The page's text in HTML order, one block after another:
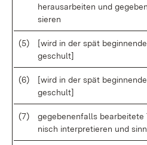
her­aus­ar­bei­ten und
sie­ren
(5)
[wird in der spät
ge­schult]
(6)
[wird in der spät
ge­schult]
(7)
ge­ge­be­nen­falls
nisch in­ter­pre­tie­ren und